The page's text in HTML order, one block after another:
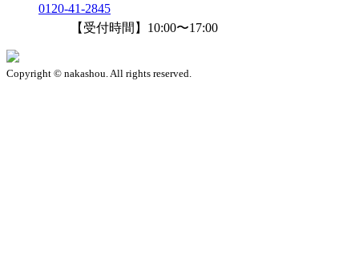
0120-41-2845
【受付時間】10:00〜17:00
Copyright © nakashou. All rights reserved.